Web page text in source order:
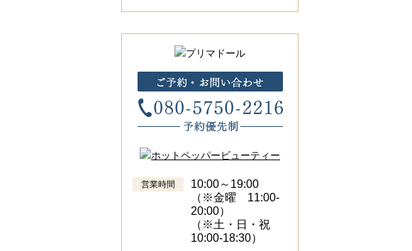
営業時間
10:00～19:00
（※金曜 11:00-
20:00）
（※土・日・祝
10:00-18:30）